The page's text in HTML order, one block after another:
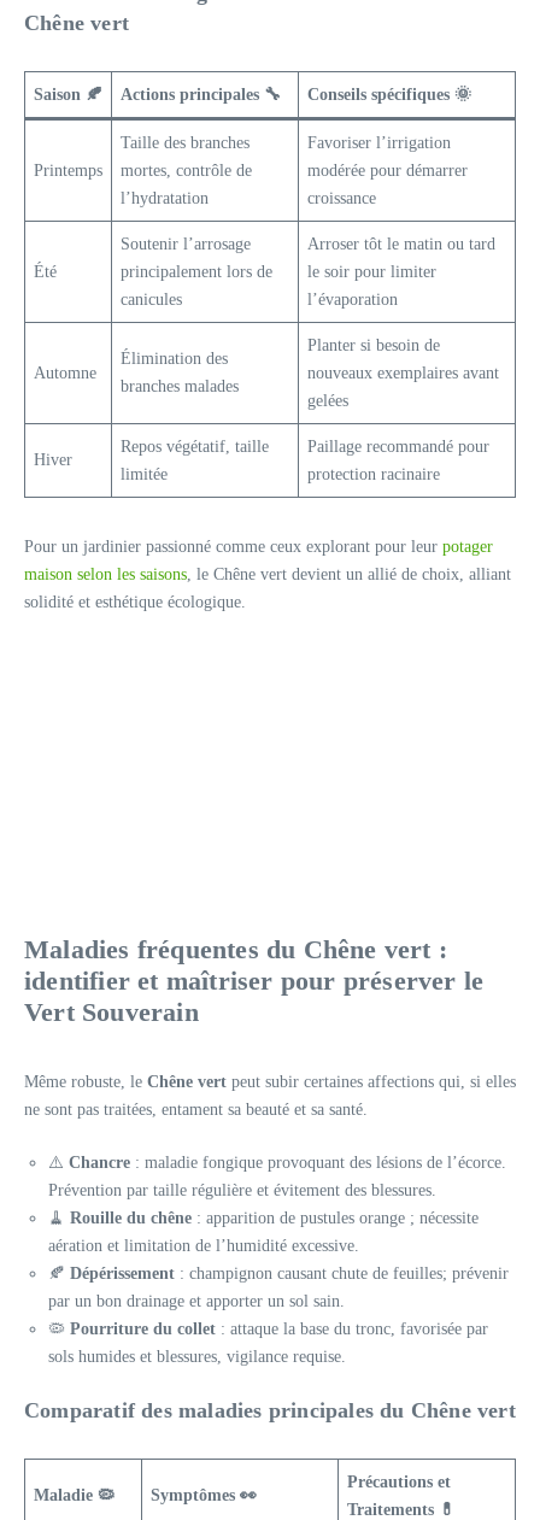
Chêne vert
Saison 🍂 Actions principales 🔧 Conseils spécifiques 🌞
Printemps
Taille des branches
mortes, contrôle de
l’hydratation
Favoriser l’irrigation
modérée pour démarrer
croissance
Été
Soutenir l’arrosage
principalement lors de
canicules
Arroser tôt le matin ou tard
le soir pour limiter
l’évaporation
Automne
Élimination des
branches malades
Planter si besoin de
nouveaux exemplaires avant
gelées
Hiver
Repos végétatif, taille
limitée
Paillage recommandé pour
protection racinaire
Pour un jardinier passionné comme ceux explorant pour leur potager
maison selon les saisons , le Chêne vert devient un allié de choix, alliant
solidité et esthétique écologique.
Maladies fréquentes du Chêne vert :
identifier et maîtriser pour préserver le
Vert Souverain
Même robuste, le Chêne vert peut subir certaines affections qui, si elles
ne sont pas traitées, entament sa beauté et sa santé.
⚠️ Chancre : maladie fongique provoquant des lésions de l’écorce.
Prévention par taille régulière et évitement des blessures.
🧹 Rouille du chêne : apparition de pustules orange ; nécessite
aération et limitation de l’humidité excessive.
🍂 Dépérissement : champignon causant chute de feuilles; prévenir
par un bon drainage et apporter un sol sain.
🦠 Pourriture du collet : attaque la base du tronc, favorisée par
sols humides et blessures, vigilance requise.
Comparatif des maladies principales du Chêne vert
Maladie 🦠 Symptômes 👀
Précautions et
Traitements 💊